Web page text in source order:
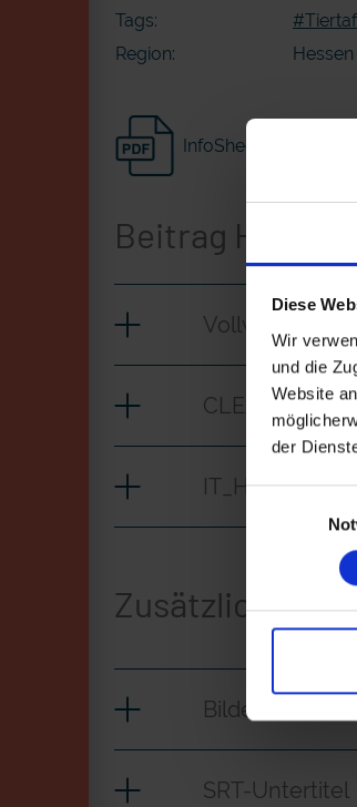
Diese
Wir
und die
Website
der
Tags:
Region:
Hessen
InfoSheet
Beitrag
Vollversion
Zusätzliches
Bilder
SRT-Untertitel